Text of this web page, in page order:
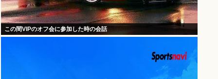
この間VIPのオフ会に参加した時の会話